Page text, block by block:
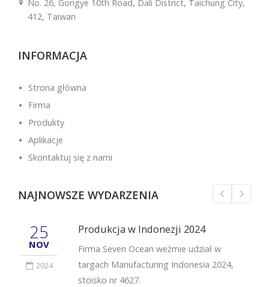
No. 26, Gongye 10th Road, Dali District, Taichung City,
412, Taiwan
INFORMACJA
Strona główna
Firma
Produkty
Aplikacje
Skontaktuj się z nami
NAJNOWSZE WYDARZENIA
25
NOV
2024
Produkcja w Indonezji 2024
Firma Seven Ocean weźmie udział w
targach Manufacturing Indonesia 2024,
stoisko nr 4627.